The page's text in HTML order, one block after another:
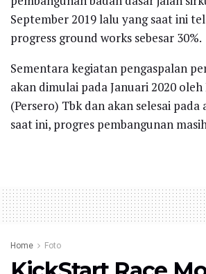
September 2019 lalu yang saat ini
progress ground works sebesar 30%.
Sementara kegiatan pengaspalan
akan dimulai pada Januari 2020
(Persero) Tbk dan akan selesai pada
saat ini, progres pembangunan
Home Foto